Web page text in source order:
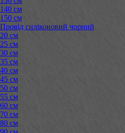
140 см
150 см
Провід силіконовий чорний
20 см
25 см
30 см
35 см
40 см
45 см
50 см
55 см
60 см
70 см
80 см